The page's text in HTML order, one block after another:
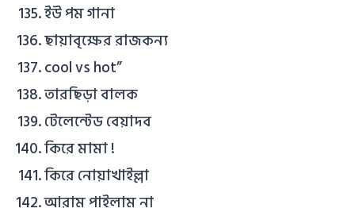
ইউ পম গানা
ছায়াবৃক্ষের রাজকন্য
cool vs hot”
তারছিড়া বালক
টেলেন্টেড বেয়াদব
কিরে মামা !
কিরে নোয়াখাইল্লা
আরাম পাইলাম না